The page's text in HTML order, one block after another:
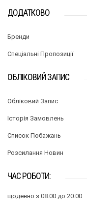
ДОДАТКОВО
Бренди
Спеціальні Пропозиції
ОБЛІКОВИЙ ЗАПИС
Обліковий Запис
Історія Замовлень
Список Побажань
Розсилання Новин
ЧАС РОБОТИ:
щоденно з 08:00 до 20:00